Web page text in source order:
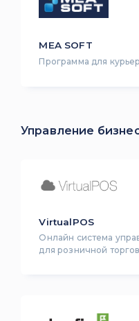
MEA SOFT
Программа для
Управление
VirtualPOS
Онлайн система
для розничной